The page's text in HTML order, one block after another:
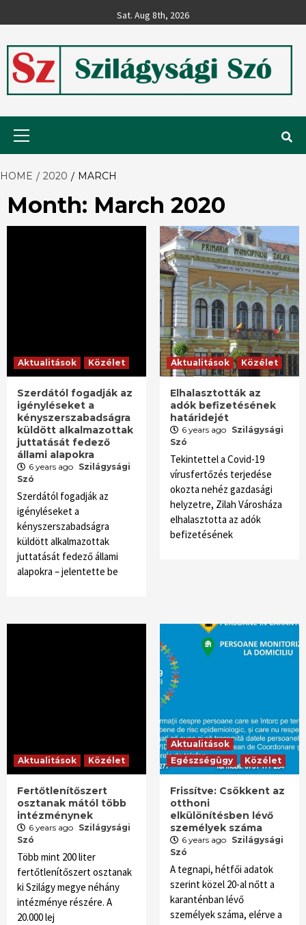
to
Sat. Aug 8th, 2026
Szilágysági
Szó
HOME 2020 MARCH
Month: March 2020
Aktualitások Közélet
Szerdától fogadják az
igényléseket a
kényszerszabadságra
küldött alkalmazottak
juttatását fedező
állami alapokra
6 years ago Szilágysági
Szó
Szerdától fogadják az
igényléseket a
kényszerszabadságra
küldött alkalmazottak
juttatását fedező állami
alapokra – jelentette be
Aktualitások Közélet
Elhalasztották az
adók befizetésének
határidejét
6 years ago Szilágysági
Szó
Tekintettel a Covid-19
vírusfertőzés terjedése
okozta nehéz gazdasági
helyzetre, Zilah Városháza
elhalasztotta az adók
befizetésének
Aktualitások Közélet
Fertőtlenítőszert
osztanak mától több
intézménynek
6 years ago Szilágysági
Szó
Több mint 200 liter
fertőtlenítőszert osztanak
ki Szilágy megye néhány
intézménye részére. A
20.000 lej
Aktualitások
Egészségügy
Közélet
Frissítve: Csökkent az
otthoni
elkülönítésben lévő
személyek száma
6 years ago Szilágysági
Szó
A tegnapi, hétfői adatok
szerint közel 20-al nőtt a
karanténban lévő
személyek száma, elérve a